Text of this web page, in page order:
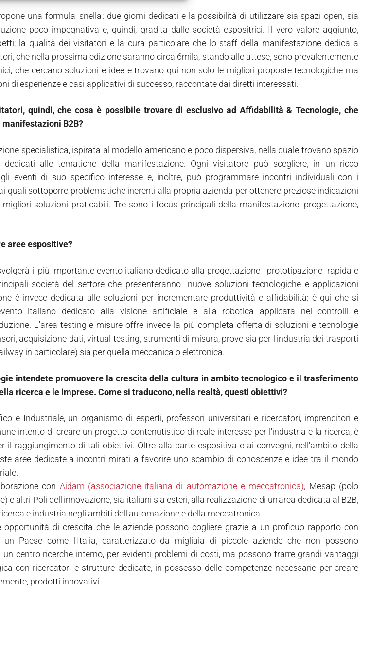
una formula 'snella': due giorni dedicati e la possibilità di utilizzare sia spazi open, sia
poco impegnativa e, quindi, gradita dalle società espositrici. Il vero valore aggiunto,
la qualità dei visitatori e la cura particolare che lo staff della manifestazione dedica a
che nella prossima edizione saranno circa 6mila, stando alle attese, sono prevalentemente
che cercano soluzioni e idee e trovano qui non solo le migliori proposte tecnologiche ma
di esperienze e casi applicativi di successo, raccontate dai diretti interessati.
quindi, che cosa è possibile trovare di esclusivo ad Affidabilità & Tecnologie, che
B2B?
specialistica, ispirata al modello americano e poco dispersiva, nella quale trovano spazio
dedicati alle tematiche della manifestazione. Ogni visitatore può scegliere, in un ricco
eventi di suo specifico interesse e, inoltre, può programmare incontri individuali con i
quali sottoporre problematiche inerenti alla propria azienda per ottenere preziose indicazioni
soluzioni praticabili. Tre sono i focus principali della manifestazione: progettazione,
aree espositive?
il più importante evento italiano dedicato alla progettazione - prototipazione rapida e
società del settore che presenteranno nuove soluzioni tecnologiche e applicazioni
è invece dedicata alle soluzioni per incrementare produttività e affidabilità: è qui che si
italiano dedicato alla visione artificiale e alla robotica applicata nei controlli e
L'area testing e misure offre invece la più completa offerta di soluzioni e tecnologie
acquisizione dati, virtual testing, strumenti di misura, prove sia per l'industria dei trasporti
in particolare) sia per quella meccanica o elettronica.
intendete promuovere la crescita della cultura in ambito tecnologico e il trasferimento
ricerca e le imprese. Come si traducono, nella realtà, questi obiettivi?
e Industriale, un organismo di esperti, professori universitari e ricercatori, imprenditori e
intento di creare un progetto contenutistico di reale interesse per l'industria e la ricerca, è
il raggiungimento di tali obiettivi. Oltre alla parte espositiva e ai convegni, nell'ambito della
aree dedicate a incontri mirati a favorire uno scambio di conoscenze e idee tra il mondo
con Aidam (associazione italiana di automazione e meccatronica), Mesap (polo
e altri Poli dell'innovazione, sia italiani sia esteri, alla realizzazione di un'area dedicata al B2B,
e industria negli ambiti dell'automazione e della meccatronica.
opportunità di crescita che le aziende possono cogliere grazie a un proficuo rapporto con
un Paese come l'Italia, caratterizzato da migliaia di piccole aziende che non possono
centro ricerche interno, per evidenti problemi di costi, ma possono trarre grandi vantaggi
con ricercatori e strutture dedicate, in possesso delle competenze necessarie per creare
prodotti innovativi.